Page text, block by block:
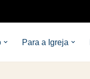
Para a Igreja